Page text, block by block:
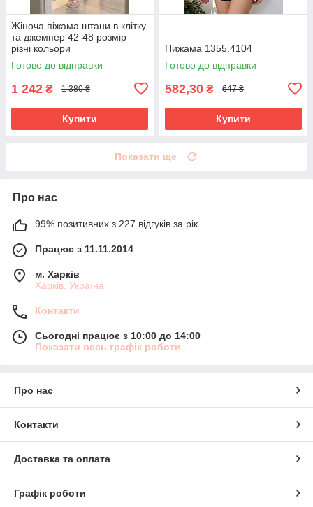
Жіноча піжама штани в клітку
та джемпер 42-48 розмір
різні кольори
Готово до відправки
1 242 ₴ 1 380 ₴
Купити
Пижама 1355.4104
Готово до відправки
582,30 ₴ 647 ₴
Купити
Показати ще
Про нас
99% позитивних з 227 відгуків за рік
Працює з 11.11.2014
м. Харків
Харків, Україна
Контакти
Сьогодні працює з 10:00 до 14:00
Показати весь графік роботи
Про нас
Контакти
Доставка та оплата
Графік роботи